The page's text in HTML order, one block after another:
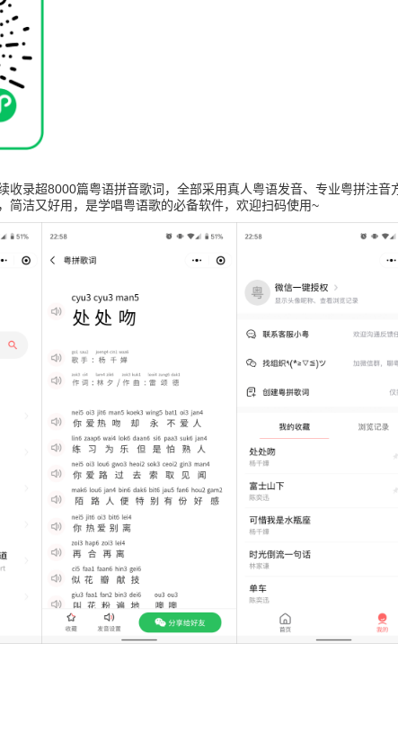
收录超8000篇粤语拼音歌词，全部采用真人粤语发音、专业粤拼注音
简洁又好用，是学唱粤语歌的必备软件，欢迎扫码使用~